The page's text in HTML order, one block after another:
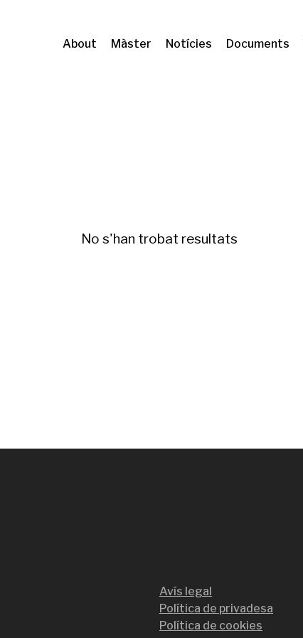
About Màster Notícies Documents
No s'han trobat resultats
Avís legal
Política de privadesa
Política de cookies